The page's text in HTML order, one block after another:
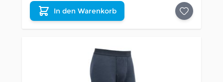
In den Warenkorb